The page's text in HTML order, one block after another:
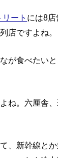
ート には8店
店ですよね。
が食べたいと
ね。六厘舎
、新幹線とか